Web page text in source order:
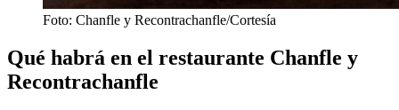
Foto: Chanfle y Recontrachanfle/Cortesía
Qué habrá en el restaurante Chanfle y
Recontrachanfle